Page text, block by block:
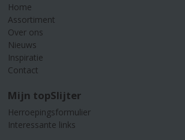
Home
Assortiment
Over ons
Nieuws
Inspiratie
Contact
Mijn topSlijter
Herroepingsformulier
Interessante links